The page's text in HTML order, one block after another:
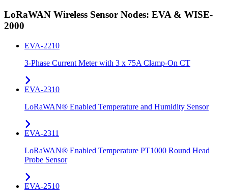
LoRaWAN Wireless Sensor Nodes: EVA & WISE-
2000
EVA-2210
3-Phase Current Meter with 3 x 75A Clamp-On CT
EVA-2310
LoRaWAN® Enabled Temperature and Humidity Sensor
EVA-2311
LoRaWAN® Enabled Temperature PT1000 Round Head
Probe Sensor
EVA-2510